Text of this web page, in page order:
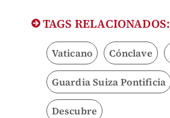
TAGS RELACIONADOS:
Vaticano Cónclave
Guardia Suiza Pontificia
Descubre